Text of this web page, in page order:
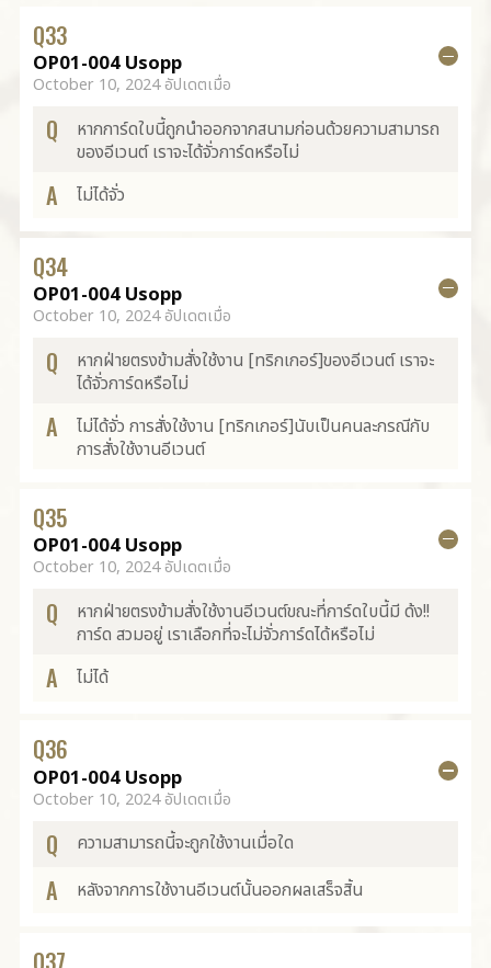
Q33
OP01-004 Usopp
October 10, 2024 อัปเดตเมื่อ
Q
หากการ์ดใบนี้ถูกนำออกจากสนามก่อนด้วยความสามารถ
ของอีเวนต์ เราจะได้จั่วการ์ดหรือไม่
A ไม่ได้จั่ว
Q34
OP01-004 Usopp
October 10, 2024 อัปเดตเมื่อ
Q
หากฝ่ายตรงข้ามสั่งใช้งาน [ทริกเกอร์]ของอีเวนต์ เราจะ
ได้จั่วการ์ดหรือไม่
A
ไม่ได้จั่ว การสั่งใช้งาน [ทริกเกอร์]นับเป็นคนละกรณีกับ
การสั่งใช้งานอีเวนต์
Q35
OP01-004 Usopp
October 10, 2024 อัปเดตเมื่อ
Q
หากฝ่ายตรงข้ามสั่งใช้งานอีเวนต์ขณะที่การ์ดใบนี้มี ด้ง!!
การ์ด สวมอยู่ เราเลือกที่จะไม่จั่วการ์ดได้หรือไม่
A ไม่ได้
Q36
OP01-004 Usopp
October 10, 2024 อัปเดตเมื่อ
Q ความสามารถนี้จะถูกใช้งานเมื่อใด
A หลังจากการใช้งานอีเวนต์นั้นออกผลเสร็จสิ้น